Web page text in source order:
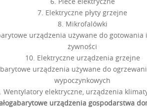
7. Elektryczne płyty grzejne
8. Mikrofalówki
urządzenia używane do
żywności
10. Elektryczne urządzenia grzejne
urządzenia używane do
wypoczynkowych
Wentylatory elektryczne, urządzenia
urządzenia gospodarstwa